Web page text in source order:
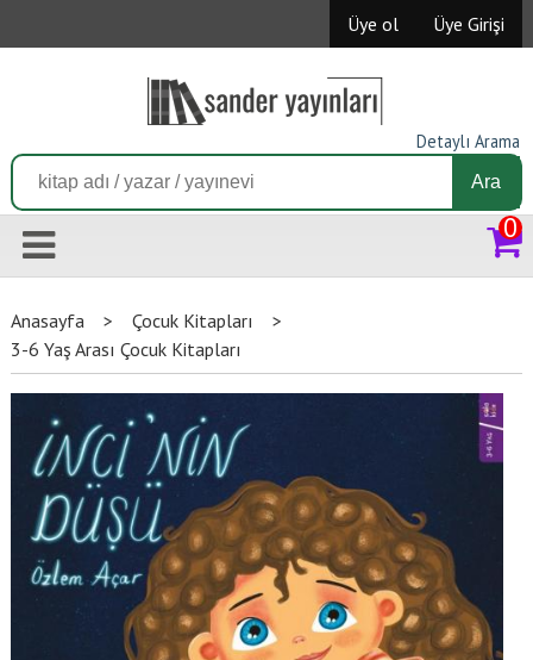
Üye ol Üye Girişi
Ara
Detaylı Arama
0
Anasayfa > Çocuk Kitapları
>
3-6 Yaş Arası Çocuk Kitapları